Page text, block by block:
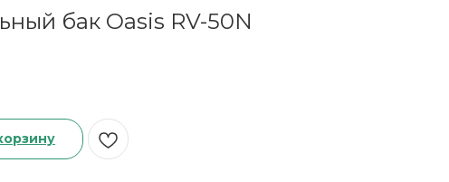
бак Oasis RV-50N